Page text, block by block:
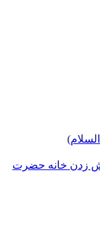
زدن خانه حضرت